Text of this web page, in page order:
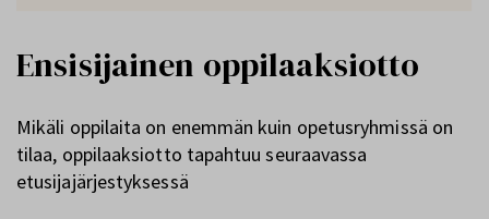
Ensisijainen oppilaaksiotto
Mikäli oppilaita on enemmän kuin opetusryhmissä on
tilaa, oppilaaksiotto tapahtuu seuraavassa
etusijajärjestyksessä